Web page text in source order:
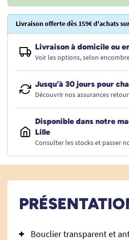
Livraison offerte dès 159€ d'achats
Livraison à domicile ou
Voir les options, selon
Jusqu’à 30 jours pour
Découvrir nos assurances retour
Disponible dans notre
Lille
Consulter les stocks et passer
Bouclier transparent et